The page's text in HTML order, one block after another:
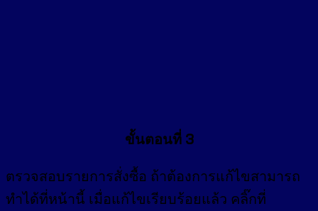
ขั้นตอนที่ 3
ตรวจสอบรายการสั่งซื้อ ถ้าต้องการแก้ไขสามารถ
ทำได้ที่หน้านี้ เมื่อแก้ไขเรียบร้อยแล้ว คลิ๊กที่